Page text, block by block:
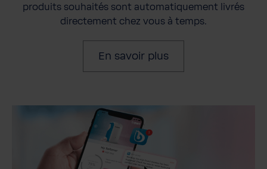
produits souhaités sont automatiquement livrés
directement chez vous à temps.
En savoir plus